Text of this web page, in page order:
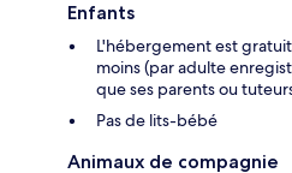
Enfants
L'hébergement est
moins (par adulte
que ses parents ou
Pas de lits-bébé
Animaux de compagnie